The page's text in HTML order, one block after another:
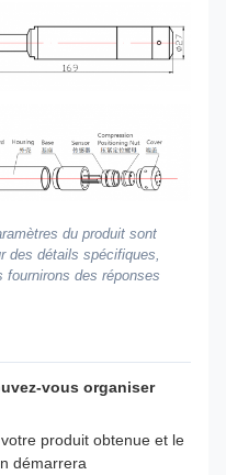
du produit sont
des détails spécifiques,
des réponses
vous organiser
produit obtenue et le
démarrera